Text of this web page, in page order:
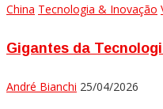
China Tecnologia & Inovação
Gigantes da
André Bianchi 25/04/2026